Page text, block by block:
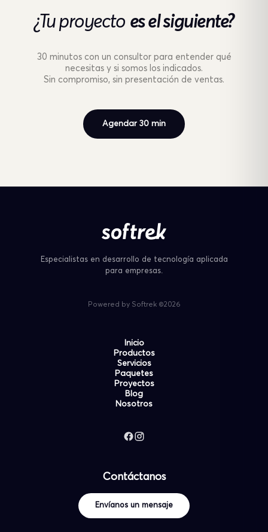
¿Tu proyecto es el siguiente?
30 minutos con un consultor para entender qué
necesitas y si somos los indicados.
Sin compromiso, sin presentación de ventas.
Agendar 30 min
Inicio
Productos
Servicios
Paquetes
Proyectos
Blog
Nosotros
Especialistas en desarrollo de tecnología aplicada
para empresas.
Powered by Softrek ©2026
Contáctanos
Envíanos un mensaje